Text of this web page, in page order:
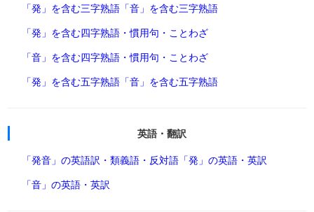
「発」を含む三字熟語 「音」を含む三字熟語
「発」を含む四字熟語・慣用句・ことわざ
「音」を含む四字熟語・慣用句・ことわざ
「発」を含む五字熟語 「音」を含む五字熟語
英語・翻訳
「発音」の英語訳・類義語・反対語 「発」の英語・英訳
「音」の英語・英訳